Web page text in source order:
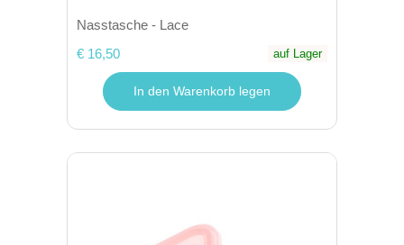
Nasstasche - Lace
€ 16,50
auf Lager
In den Warenkorb legen